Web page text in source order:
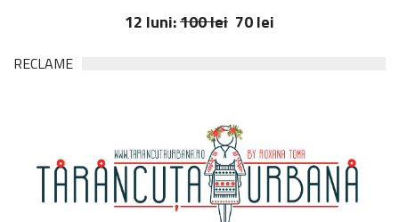
12 luni:100 lei 70 lei
RECLAME